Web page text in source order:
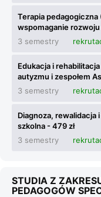
Terapia
wspomaganie
3 semestry
Edukacja i
autyzmu i zespołem
3 semestry
Diagnoza, rewalidacja
szkolna - 479 zł
3 semestry
STUDIA Z
PEDAGOGÓW